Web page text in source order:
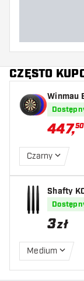
CZĘSTO
Winmau
447,50
Czarny
Shafty
3zł
Medium